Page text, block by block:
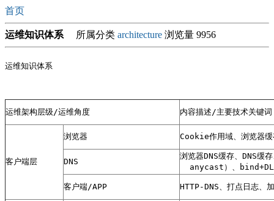
首页
运维知识体系 所属分类 architecture 浏览量 9956
运维知识体系
运维架构层级/运维角度 内容描述/主要技术关键词
客户端层
浏览器 Cookie作用域、浏览器
DNS
浏览器DNS缓存、DNS缓
anycast）、
客户端/APP HTTP-DNS、打点日志、